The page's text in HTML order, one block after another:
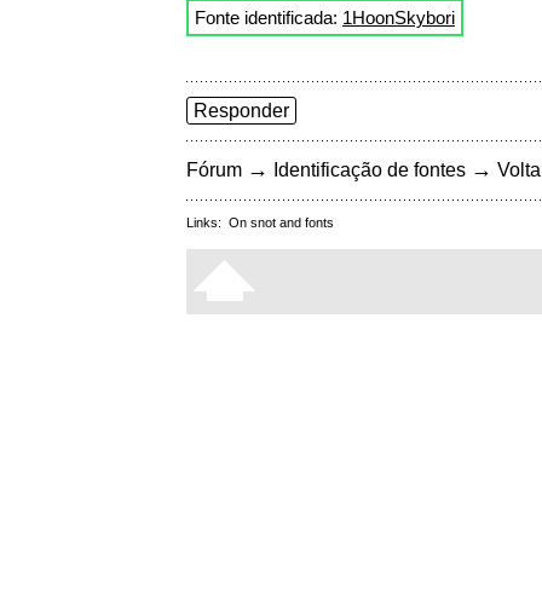
Fonte identificada: 1HoonSkybori
Responder
Fórum → Identificação de fontes →
Links: On snot and fonts